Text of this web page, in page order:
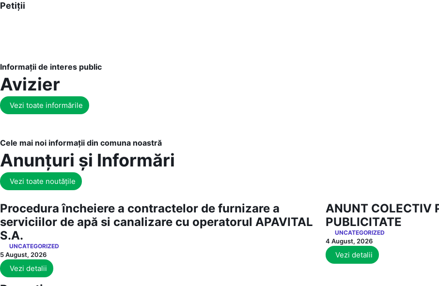
Petiții
Informații de interes public
Avizier
Vezi toate informările
Cele mai noi informații din comuna noastră
Anunțuri și Informări
Vezi toate noutățile
Procedura încheiere a contractelor de furnizare a
serviciilor de apă si canalizare cu operatorul APAVITAL
S.A.
UNCATEGORIZED
5 August, 2026
Vezi detalii
ANUNT COLECTIV
PUBLICITATE
UNCATEGORIZED
4 August, 2026
Vezi detalii